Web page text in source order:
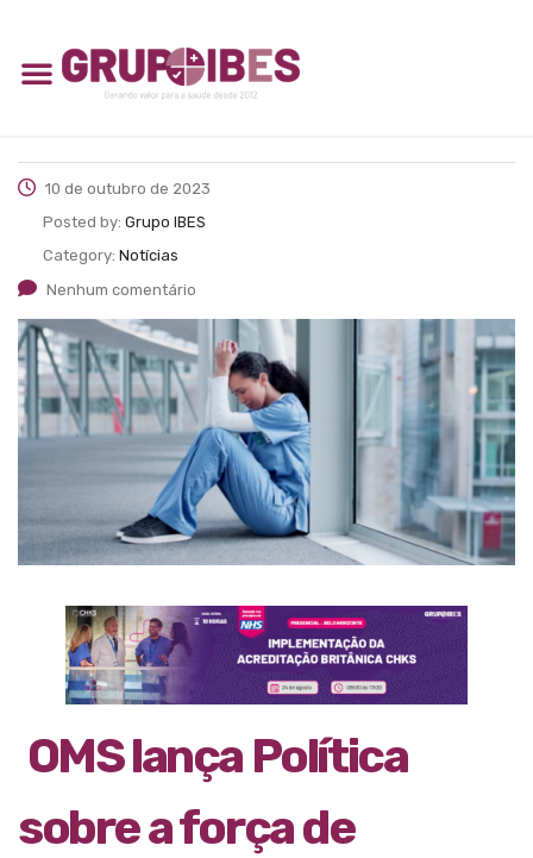
10 de outubro de 2023
Posted by: Grupo IBES
Category: Notícias
Nenhum comentário
OMS lança Política
sobre a força de